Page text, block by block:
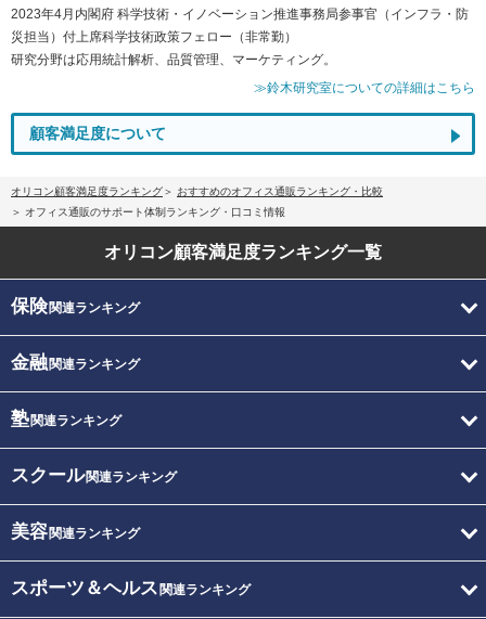
2023年4月内閣府 科学技術・イノベーション推進事務局参事官（インフラ・防
災担当）付上席科学技術政策フェロー（非常勤）
研究分野は応用統計解析、品質管理、マーケティング。
≫鈴木研究室についての詳細はこちら
顧客満足度について
オリコン顧客満足度ランキング
おすすめのオフィス通販ランキング・比較
オフィス通販のサポート体制ランキング・口コミ情報
オリコン顧客満足度ランキング一覧
保険関連ランキング
金融関連ランキング
塾関連ランキング
スクール関連ランキング
美容関連ランキング
スポーツ＆ヘルス 関連ランキング